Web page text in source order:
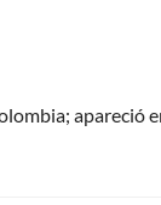
apareció